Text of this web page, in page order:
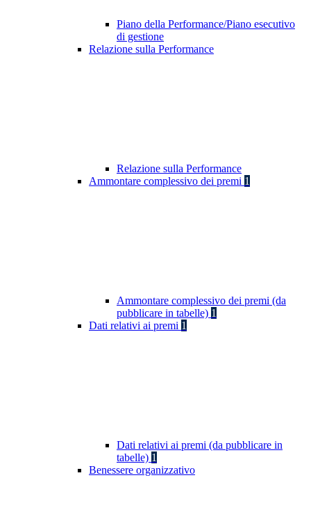
Piano della Performance/Piano esecutivo
di gestione
Relazione sulla Performance
Relazione sulla Performance
Ammontare complessivo dei premi 1
Ammontare complessivo dei premi (da
pubblicare in tabelle) 1
Dati relativi ai premi 1
Dati relativi ai premi (da pubblicare in
tabelle) 1
Benessere organizzativo